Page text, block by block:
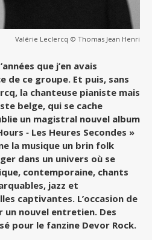
Valérie Leclercq © Thomas Jean Henri
que j’en avais
de ce groupe. Et puis, sans
la chanteuse pianiste mais
belge, qui se cache
un magistral nouvel album
‐ Les Heures Secondes »
la musique un brin folk
dans un univers où se
contemporaine, chants
jazz et
captivantes. L’occasion de
nouvel entretien. Des
pour le fanzine Devor Rock.